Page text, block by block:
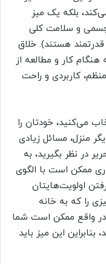
بلکه یک میز
جسمی و سلامت کلی
هستند). خلاق
کار و مطالعه از
کاربردی و راحت
می‌کنید، خودتان را
منزل، مسائل زیادی
در نظر بگیرید، به
ممکن است با الگوی
اولویت‌هایتان
را که به خانه
واقع ممکن است شما
بنابراین این میز باید